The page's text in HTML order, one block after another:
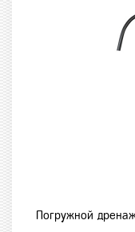
Погружной